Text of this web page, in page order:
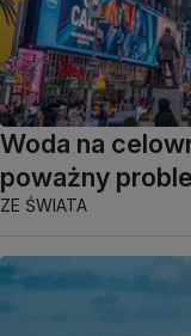
Woda na
poważny
ZE ŚWIATA